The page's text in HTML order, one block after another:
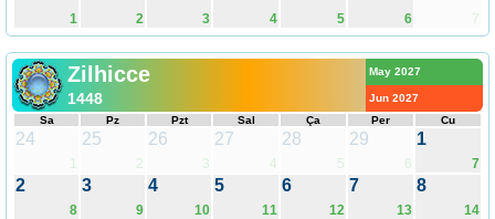
1 2 3 4 5 6 7
Zilhicce
1448
May 2027
Jun 2027
Sa
Pz Pzt Sal Ça Per Cu
24
1
25
2
26
3
27
4
28
5
29
6
1
7
2
8
3
9
4
10
5
11
6
12
7
13
8
14